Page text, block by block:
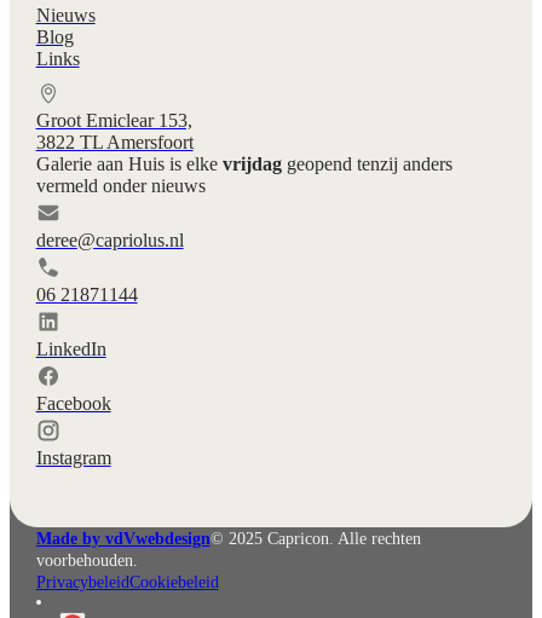
Nieuws
Blog
Links
Groot Emiclear 153,
3822 TL Amersfoort
Galerie aan Huis is elke vrijdaggeopend tenzij anders
vermeld onder nieuws
deree@capriolus.nl
06 21871144
LinkedIn
Facebook
Instagram
Made by vdVwebdesign© 2025 Capricon. Alle rechten
voorbehouden.
PrivacybeleidCookiebeleid